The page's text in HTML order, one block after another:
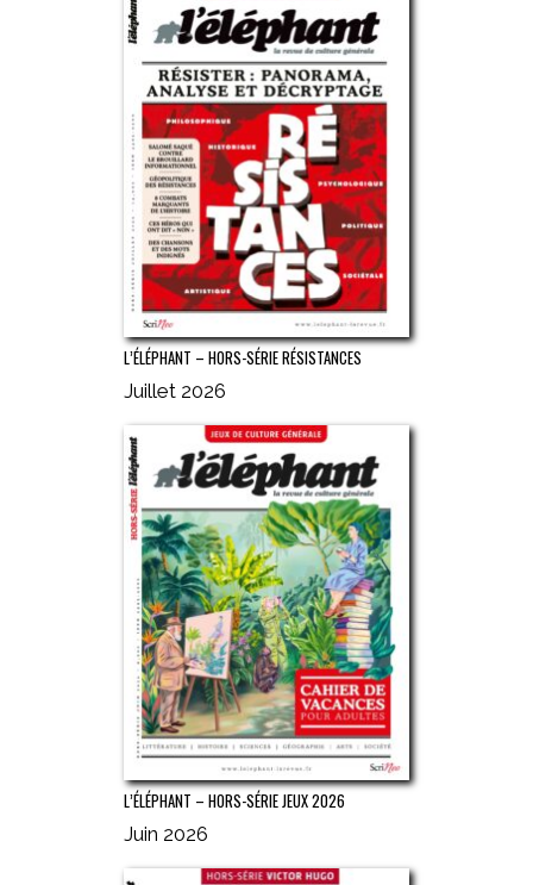
L’ÉLÉPHANT – HORS-SÉRIE RÉSISTANCES
Juillet 2026
L’ÉLÉPHANT – HORS-SÉRIE JEUX 2026
Juin 2026